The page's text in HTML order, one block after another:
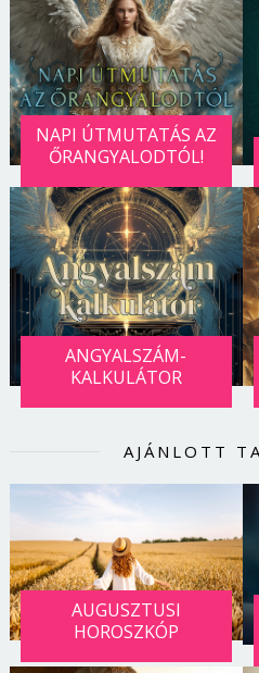
NAPI ÚTMUTATÁS AZ
ŐRANGYALODTÓL!
ANGYALSZÁM-
KALKULÁTOR
AJÁNLOTT
AUGUSZTUSI
HOROSZKÓP